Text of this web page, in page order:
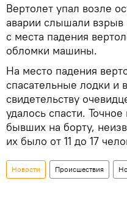
​Вертолет упал возле
аварии слышали
с места падения
обломки машины.
На место падения
спасательные лодки и
свидетельству
удалось спасти.
бывших на борту,
их было от 11 до 17
Новости Происшествия